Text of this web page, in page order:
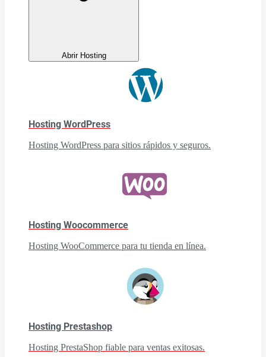
Abrir Hosting
Hosting WordPress
Hosting WordPress para sitios rápidos y seguros.
Hosting Woocommerce
Hosting WooCommerce para tu tienda en línea.
Hosting Prestashop
Hosting PrestaShop fiable para ventas exitosas.